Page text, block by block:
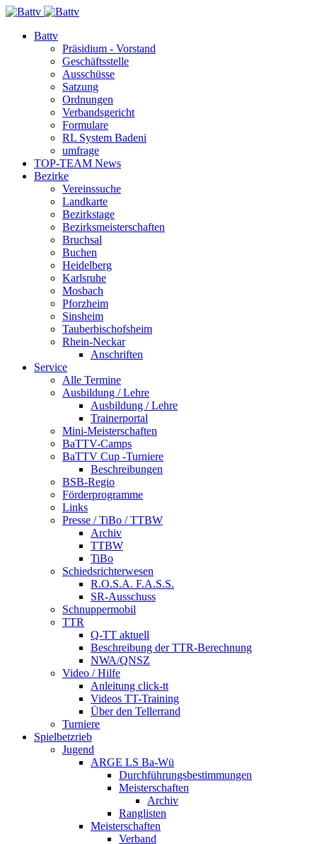
Battv
Präsidium - Vorstand
Geschäftsstelle
Ausschüsse
Satzung
Ordnungen
Verbandsgericht
Formulare
RL System Badeni
umfrage
TOP-TEAM News
Bezirke
Vereinssuche
Landkarte
Bezirkstage
Bezirksmeisterschaften
Bruchsal
Buchen
Heidelberg
Karlsruhe
Mosbach
Pforzheim
Sinsheim
Tauberbischofsheim
Rhein-Neckar
Anschriften
Service
Alle Termine
Ausbildung / Lehre
Ausbildung / Lehre
Trainerportal
Mini-Meisterschaften
BaTTV-Camps
BaTTV Cup -Turniere
Beschreibungen
BSB-Regio
Förderprogramme
Links
Presse / TiBo / TTBW
Archiv
TTBW
TiBo
Schiedsrichterwesen
R.O.S.A. F.A.S.S.
SR-Ausschuss
Schnuppermobil
TTR
Q-TT aktuell
Beschreibung der TTR-Berechnung
NWA/QNSZ
Video / Hilfe
Anleitung click-tt
Videos TT-Training
Über den Tellerrand
Turniere
Spielbetzrieb
Jugend
ARGE LS Ba-Wü
Durchführungsbestimmungen
Meisterschaften
Archiv
Ranglisten
Meisterschaften
Verband